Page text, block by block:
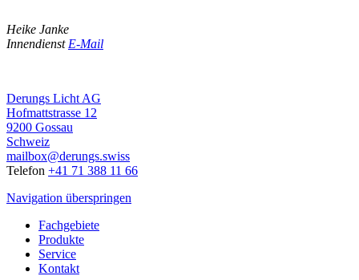
Heike Janke
Innendienst E-Mail
Derungs Licht AG
Hofmattstrasse 12
9200 Gossau
Schweiz
mailbox@derungs.swiss
Telefon +41 71 388 11 66
Navigation überspringen
Fachgebiete
Produkte
Service
Kontakt